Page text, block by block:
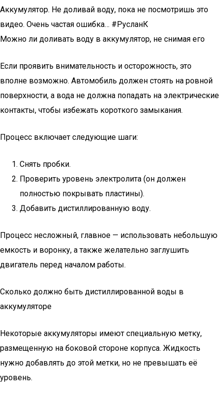
Аккумулятор. Не доливай воду, пока не посмотришь это
видео. Очень частая ошибка… #РусланК
Можно ли доливать воду в аккумулятор, не снимая его
Если проявить внимательность и осторожность, это
вполне возможно. Автомобиль должен стоять на ровной
поверхности, а вода не должна попадать на электрические
контакты, чтобы избежать короткого замыкания.
Процесс включает следующие шаги:
Снять пробки.
Проверить уровень электролита (он должен
полностью покрывать пластины).
Добавить дистиллированную воду.
Процесс несложный, главное — использовать небольшую
емкость и воронку, а также желательно заглушить
двигатель перед началом работы.
Сколько должно быть дистиллированной воды в
аккумуляторе
Некоторые аккумуляторы имеют специальную метку,
размещенную на боковой стороне корпуса. Жидкость
нужно добавлять до этой метки, но не превышать её
уровень.